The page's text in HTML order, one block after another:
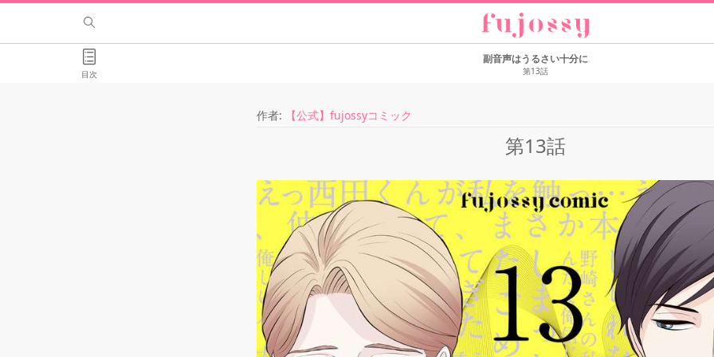
目次
副音声はうるさい十分に
第13話
作者: 【公式】fujossyコミック
第13話